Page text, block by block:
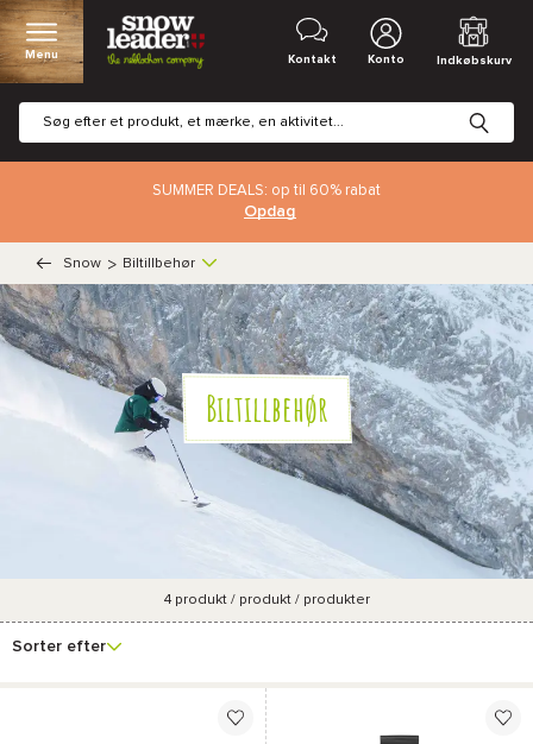
Menu Kontakt Konto Indkøbskurv
SUMMER DEALS: op til 60% rabat
Opdag
Snow > Biltillbehør
Biltillbehør
Mærke Pris Farve Samlinger
flere
4 produkt / produkt / produkter
Sorter efter